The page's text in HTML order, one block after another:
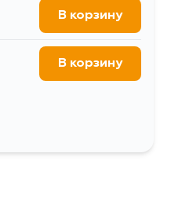
В корзину
В корзину